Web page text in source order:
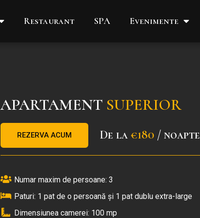
Restaurant SPA Evenimente
APARTAMENT SUPERIOR
REZERVA ACUM De la €180/ noapte
Numar maxim de persoane: 3
Paturi: 1 pat de o persoană și 1 pat dublu extra-large
Dimensiunea camerei: 100 mp